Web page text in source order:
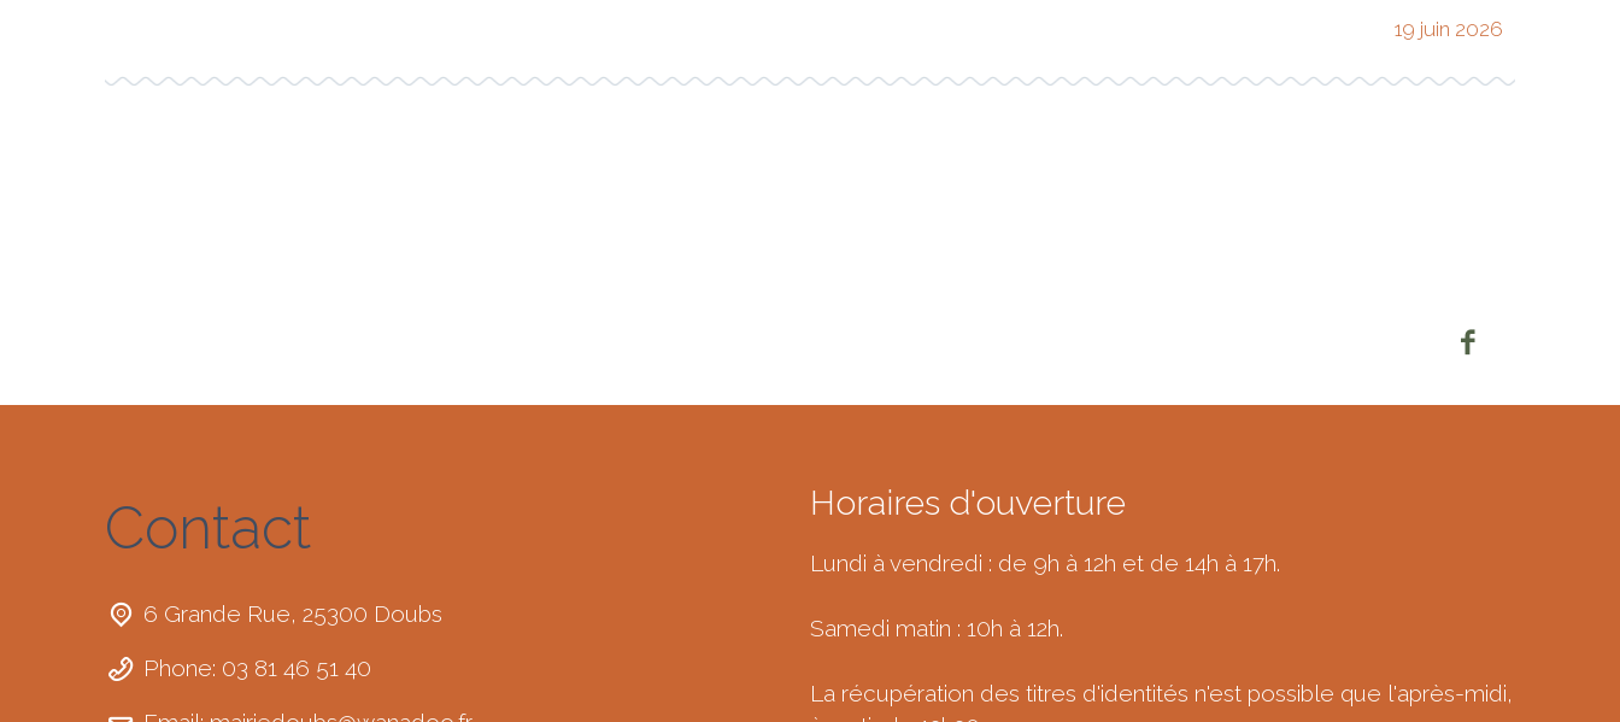
19 juin 2026
Contact
6 Grande Rue, 25300 Doubs
Phone: 03 81 46 51 40
Horaires d'ouverture
Lundi à vendredi : de 9h à 12h et de 14h à 17h.
Samedi matin : 10h à 12h.
La récupération des titres d'identités n'est possible que l'après-midi,